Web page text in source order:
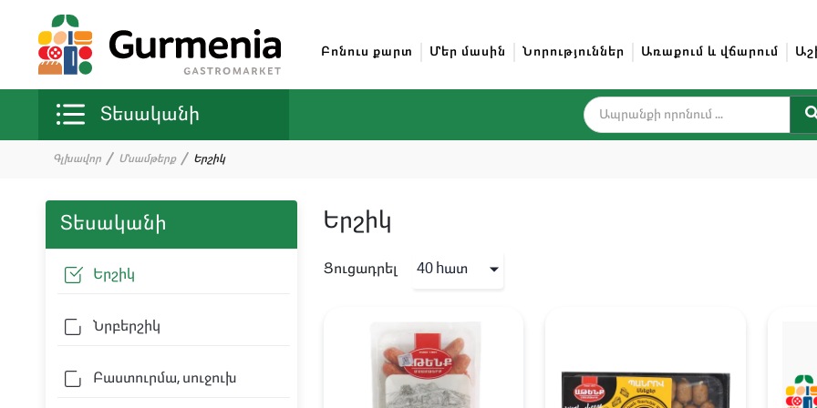
Բոնուս քարտ Մեր մասին Նորություններ Առաքում և վճարում
Տեսականի
Գլխավոր Մսամթերք Երշիկ
Տեսականի
Երշիկ
Նրբերշիկ
Բաստուրմա, սուջուխ
Երշիկ
Ցուցադրել 40 hատ